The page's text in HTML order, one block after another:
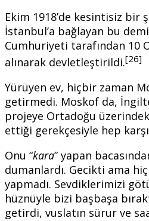
Ekim 1918’de kesintisiz bir
İstanbul’a bağlayan bu
Cumhuriyeti tarafından 10
alınarak devletleştirildi.[26]
Yürüyen ev, hiçbir zaman
getirmedi. Moskof da,
projeye Ortadoğu
ettiği gerekçesiyle hep karşı
Onu “kara” yapan
dumanlardı. Gecikti ama
yapmadı. Sevdiklerimizi
hüznüyle bizi başbaşa
getirdi, vuslatın sürur ve